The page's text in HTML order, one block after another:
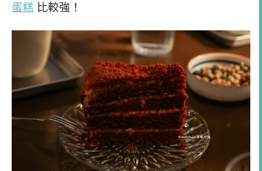
蛋糕 比較強！